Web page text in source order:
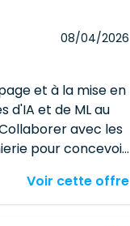
Leverage
and
ELT pipelines for
Salesforce,
with
stakeholders to
solutions. *
to support
environments
08/04/2026
et à la mise en
d'IA et de ML au
avec les
pour concevoir
approfondie
Voir cette offre